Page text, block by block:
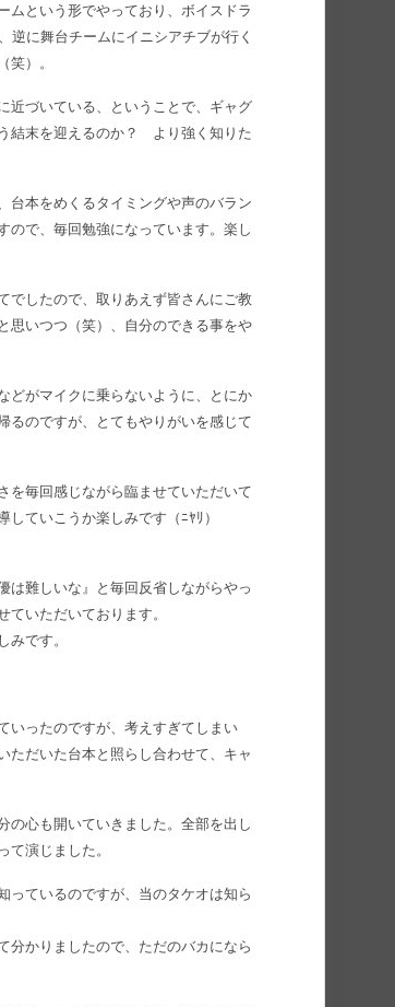
ムという形でやっており、ボイスドラ
逆に舞台チームにイニシアチブが行く
笑）。
近づいている、ということで、ギャグ
結末を迎えるのか？ より強く知りた
台本をめくるタイミングや声のバラン
ので、毎回勉強になっています。楽し
でしたので、取りあえず皆さんにご教
思いつつ（笑）、自分のできる事をや
どがマイクに乗らないように、とにか
るのですが、とてもやりがいを感じて
を毎回感じながら臨ませていただいて
ていこうか楽しみです（ﾆﾔﾘ）
は難しいな』と毎回反省しながらやっ
いただいております。
みです。
いったのですが、考えすぎてしまい
ただいた台本と照らし合わせて、キャ
の心も開いていきました。全部を出し
演じました。
っているのですが、当のタケオは知ら
分かりましたので、ただのバカになら